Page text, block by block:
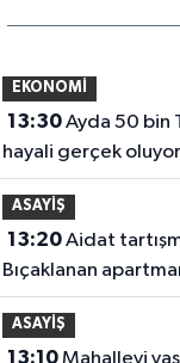
EKONOMİ
13:30Ayda 50 bin TL taksitle ev
hayali gerçek
faizsiz yeni sistem...
ASAYİŞ
13:20Aidat tartışması kanlı bitti:
Bıçaklanan
hayatını kaybetti!
ASAYİŞ
13:10